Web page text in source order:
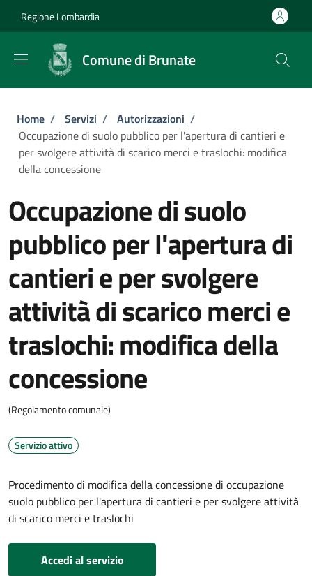
Regione Lombardia
Comune di Brunate
Briciole di pane
Home / Servizi / Autorizzazioni /
Occupazione di suolo pubblico per l'apertura di cantieri e
per svolgere attività di scarico merci e traslochi: modifica
della concessione
Occupazione di suolo
pubblico per l'apertura di
cantieri e per svolgere
attività di scarico merci e
traslochi: modifica della
concessione
(Regolamento comunale)
Servizio attivo
Procedimento di modifica della concessione di occupazione
suolo pubblico per l'apertura di cantieri e per svolgere attività
di scarico merci e traslochi
Accedi al servizio